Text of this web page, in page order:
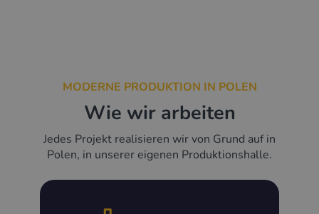
MODERNE PRODUKTION IN POLEN
Wie wir arbeiten
Jedes Projekt realisieren wir von Grund auf in
Polen, in unserer eigenen Produktionshalle.